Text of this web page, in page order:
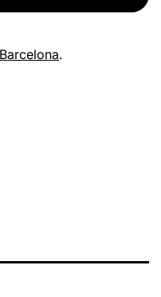
Barcelona.